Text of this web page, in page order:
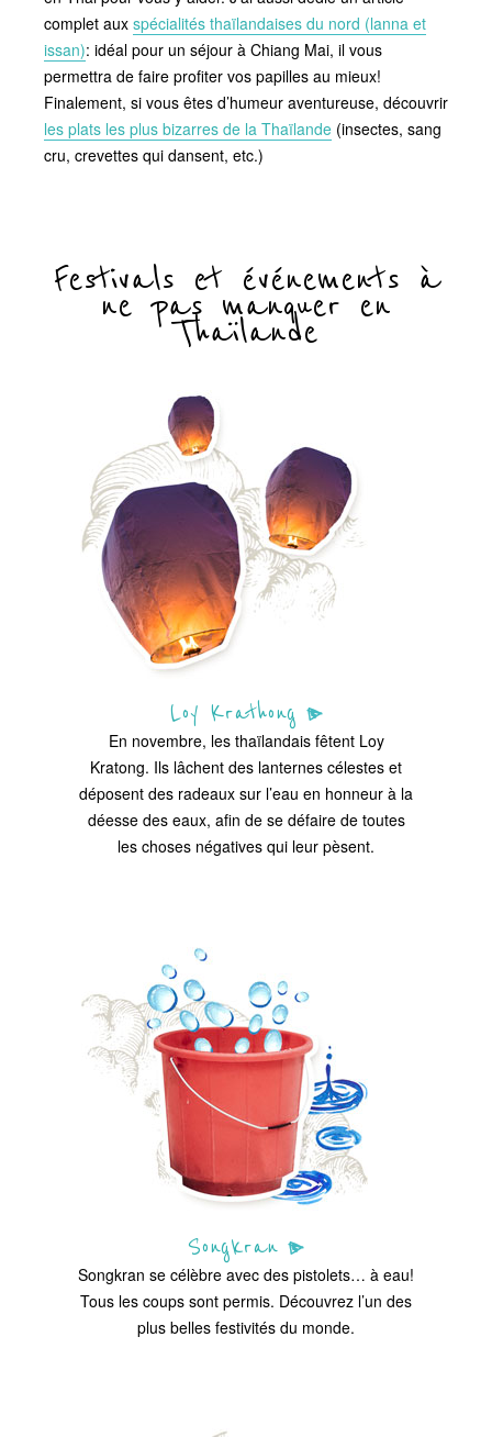
complet aux spécialités thaïlandaises du nord (lanna et
issan): idéal pour un séjour à Chiang Mai, il vous
permettra de faire profiter vos papilles au mieux!
Finalement, si vous êtes d’humeur aventureuse, découvrir
les plats les plus bizarres de la Thaïlande (insectes, sang
cru, crevettes qui dansent, etc.)
Festivals et événements à
ne pas manquer en
Thaïlande
Loy Krathong
En novembre, les thaïlandais fêtent Loy
Kratong. Ils lâchent des lanternes célestes et
déposent des radeaux sur l’eau en honneur à la
déesse des eaux, afin de se défaire de toutes
les choses négatives qui leur pèsent.
Songkran
Songkran se célèbre avec des pistolets… à eau!
Tous les coups sont permis. Découvrez l’un des
plus belles festivités du monde.